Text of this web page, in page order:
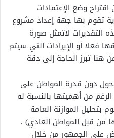
وضع الإعتمادات
تقوم بها جهة إعداد مشروع
التقديرات لاتمثل صورة
فعلا أو الإيرادات التي سيتم
تبرز الحاجة إلى دقة
دون قدرة المواطن على
من أهميتها بالنسبة له
الموازنة العامة
قبل المواطن العادي) .
على الجمهور من خلال